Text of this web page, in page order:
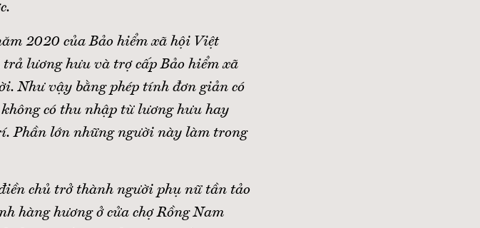
2020 của Bảo hiểm xã hội Việt
lương hưu và trợ cấp Bảo hiểm xã
Như vậy bằng phép tính đơn giản có
có thu nhập từ lương hưu hay
Phần lớn những người này làm trong
chủ trở thành người phụ nữ tần tảo
hàng hương ở cửa chợ Rồng Nam